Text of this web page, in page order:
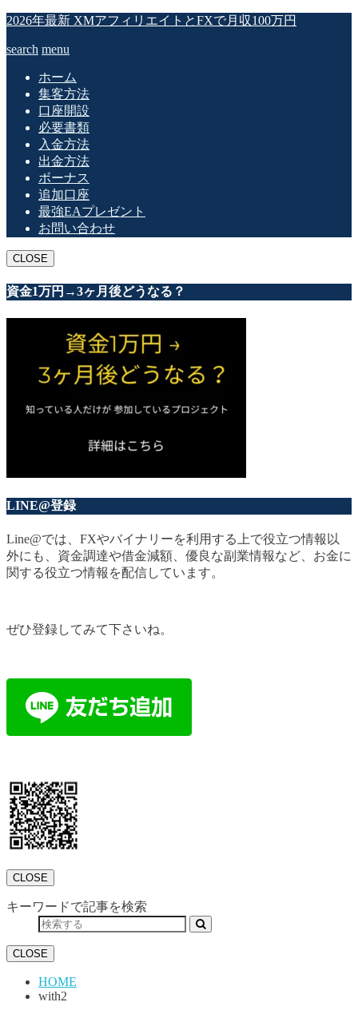
2026年最新 XMアフィリエイトとFXで月収100万円
search menu
ホーム
集客方法
口座開設
必要書類
入金方法
出金方法
ボーナス
追加口座
最強EAプレゼント
お問い合わせ
CLOSE
資金1万円→3ヶ月後どうなる？
LINE@登録
Line@では、FXやバイナリーを利用する上で役立つ情報以
外にも、資金調達や借金減額、優良な副業情報など、お金に
関する役立つ情報を配信しています。
ぜひ登録してみて下さいね。
CLOSE
キーワードで記事を検索
CLOSE
HOME
with2